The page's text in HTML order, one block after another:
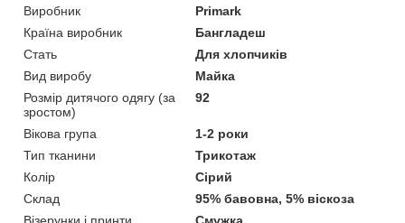
Виробник
Primark
Країна виробник
Бангладеш
Стать
Для хлопчиків
Вид виробу
Майка
Розмір дитячого одягу (за
зростом)
92
Вікова група
1-2 роки
Тип тканини
Трикотаж
Колір
Сірий
Склад
95% бавовна, 5% віскоза
Візерунки і принти
Смужка